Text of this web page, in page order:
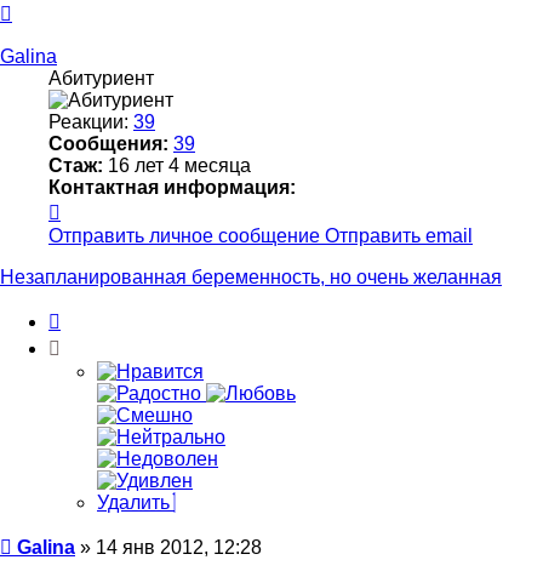
началу
Galina
Абитуриент
Реакции: 39
Сообщения: 39
Стаж: 16 лет 4 месяца
Контактная информация:
информация
пользователя
Galina
Отправить личное сообщение Отправить email
Незапланированная беременность, но очень желанная
Удалить
Сообщение
Galina » 14 янв 2012, 12:28